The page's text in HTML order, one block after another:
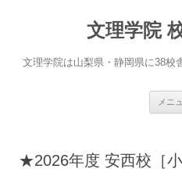
文理学院
文理学院は山梨県・静岡県に38校
メニ
★2026年度 安西校［小